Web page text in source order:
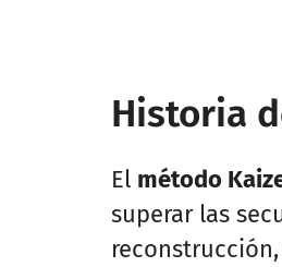
Historia
El método
superar las